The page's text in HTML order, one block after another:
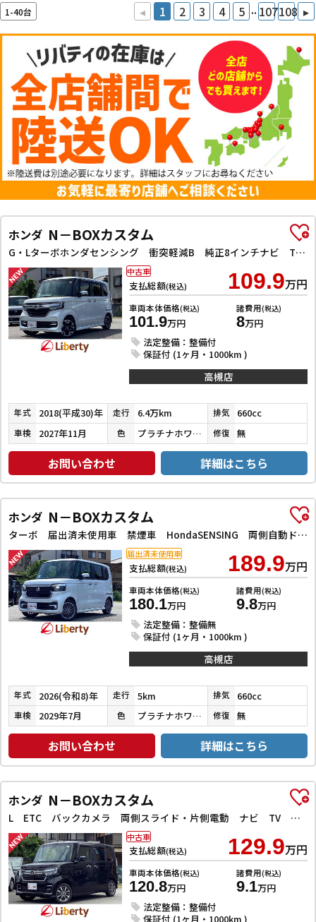
1-40台 ◂ 1 2 3 4 5 .. 107108 ▸
ホンダ N－BOXカスタム
G・Lターボホンダセンシング 衝突軽減B 純正8インチナビ TV Bluetooth対応 Bカメラ ビルドインETC 両側自動ドア アダプティブクルーズコントロール 革巻きステアリング パドルシフト LEDヘッドライト スマートキ
支払総額(税込) 109.9万円
車両本体価格(税込)
101.9万円
諸費用(税込)
8万円
法定整備：整備付
保証付 (1ヶ月・1000km )
中古車
高槻店
年式 2018(平成30)年 走行 6.4万km 排気 660cc
車検 2027年11月 色 プラチナホワイトパール 修復 無
お問い合わせ 詳細はこちら
ホンダ N－BOXカスタム
ターボ 届出済未使用車 禁煙車 HondaSENSING 両側自動ドア アダプティブクルーズコントロール 電子パーキング 革巻きステアリング パドルシフト 前席シートヒーター LEDヘッドライト スマートキー
支払総額(税込) 189.9万円
車両本体価格(税込)
180.1万円
諸費用(税込)
9.8万円
法定整備：整備無
保証付 (1ヶ月・1000km )
届出済未使用車
高槻店
年式 2026(令和8)年 走行 5km 排気 660cc
車検 2029年7月 色 プラチナホワイトパール 修復 無
お問い合わせ 詳細はこちら
ホンダ N－BOXカスタム
L ETC バックカメラ 両側スライド・片側電動 ナビ TV クリアランスソナー オートクルーズコントロール レーンアシスト 衝突被害軽減システム オートライト LEDヘッドランプ
支払総額(税込) 129.9万円
車両本体価格(税込)
120.8万円
諸費用(税込)
9.1万円
法定整備：整備付
保証付 (1ヶ月・1000km )
中古車